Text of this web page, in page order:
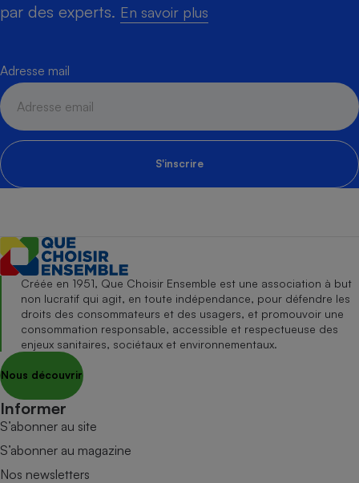
par des experts. En savoir plus
Adresse mail
S'inscrire
Créée en 1951, Que Choisir Ensemble est une association à but
non lucratif qui agit, en toute indépendance, pour défendre les
droits des consommateurs et des usagers, et promouvoir une
consommation responsable, accessible et respectueuse des
enjeux sanitaires, sociétaux et environnementaux.
Nous découvrir
Informer
S’abonner au site
S’abonner au magazine
Nos newsletters